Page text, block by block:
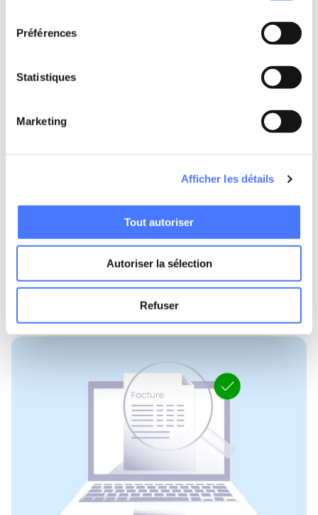
Préférences
Statistiques
Marketing
Afficher les détails
Tout autoriser
Autoriser la sélection
Refuser
Bilan d'activité freelance : comment faire le
point avant la rentrée de septembre